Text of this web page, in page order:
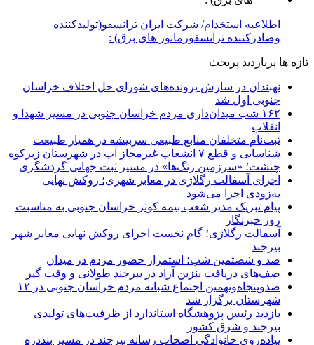
اطلاعیه استخدام/ شرکت ایران ترانسفو(تولیدکننده
وصادرکننده ترانسفورماتور های برق) :
تازه ها پربازدید پربحث
نهبندان در سازش پرونده‌های شورای حل اختلاف خراسان
جنوبی اول شد
۱۶۲ شب میدان‌داری مردم خراسان جنوبی در مسیر شهدا و
انقلاب
ثبت‌نام متخلفان منابع طبیعی سربیشه در همیار طبیعت
شناسایی و قطع ۷ انشعاب غیرمجاز آب در شهرستان زیرکوه
چنشت؛ «سرزمین رنگ‌ها» در مسیر ثبت جهانی گردشگری
اجرای آسفالت رگلاژی در معابر شهری؛ روکش نهایی
به‌زودی اجرا می‌شود
پیام تبریک مدیر شعب بیمه کوثر خراسان جنوبی به مناسبت
روز خبرنگار
آسفالت رگلاژی؛ گام نخست اجرای روکش نهایی معابر شهر
بیرجند
صد و شصتمین شب؛ استمرار حضور مردم در میدان
صف‌های دریافت بنزین آزاد در بیرجند طولانی و وقت گیر
صدوپنجاه‌ونهمین اجتماع شبانه مردم خراسان جنوبی در ۱۲
شهرستان برگزار شد
بازدید رئیس پژوهشگاه استاندارد از ظرفیت‌های تولیدی
بیرجند و شرق کشور
پیاده‌روی خانوادگی اصحاب رسانه بیرجند در مسیر بنددره